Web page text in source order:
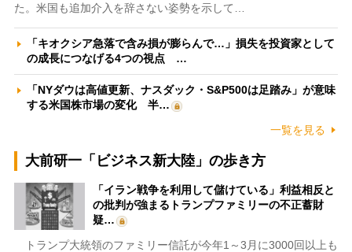
た。米国も追加介入を辞さない姿勢を示して…
「キオクシア急落で含み損が膨らんで…」損失を投資家として
の成長につなげる4つの視点 …
「NYダウは高値更新、ナスダック・S&P500は足踏み」が意味
する米国株市場の変化 半…
一覧を見る
大前研一「ビジネス新大陸」の歩き方
「イラン戦争を利用して儲けている」利益相反と
の批判が強まるトランプファミリーの不正蓄財
疑…
トランプ大統領のファミリー信託が今年1～3月に3000回以上も